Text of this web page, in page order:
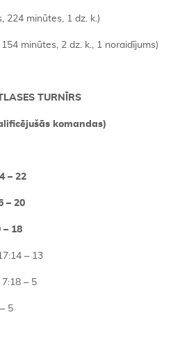
224 minūtes, 1 dz. k.)
minūtes, 2 dz. k., 1 noraidījums)
TURNĪRS
komandas)
– 22
– 20
– 18
– 13
– 5
5